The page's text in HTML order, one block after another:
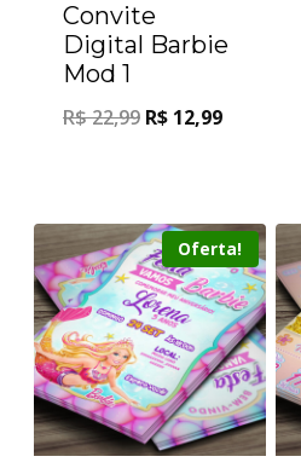
Convite
Digital Barbie
Mod 1
R$22,99 R$ 12,99
Oferta!